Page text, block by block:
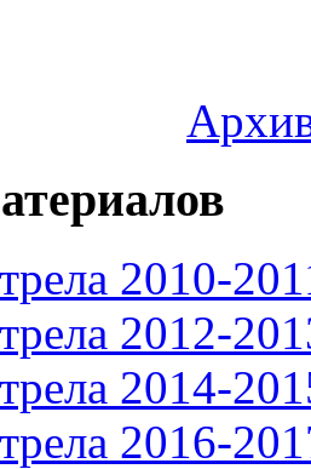
2010-
2012-
2014-
2016-